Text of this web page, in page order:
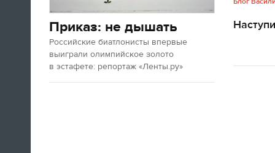
Приказ: не дышать
Российские биатлонисты впервые
выиграли олимпийское золото
в эстафете: репортаж «Ленты.ру»